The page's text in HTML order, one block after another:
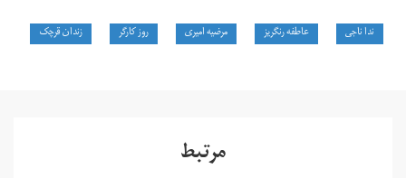
ندا ناجی عاطفه رنگریز مرضیه امیری روز کارگر زندان قرچک
مرتبط